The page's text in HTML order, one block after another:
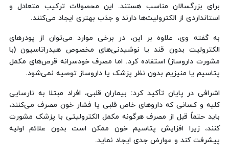
برای بزرگسالان مناسب هستند. این محصولات ترکیب متعادل و
استانداردی از الکترولیت‌ها دارند و جذب بهتری ایجاد می‌کنند.
به گفته وی، علاوه بر این، در برخی موارد می‌توان از پودرهای
الکترولیت بدون قند یا نوشیدنی‌های مخصوص هیدراتاسیون (با
مشورت داروساز) استفاده کرد. اما مصرف خودسرانه قرص‌های مکمل
پتاسیم یا منیزیم بدون نظر پزشک یا داروساز توصیه نمی‌شود.
اشرافی در پایان تأکید کرد: بیماران قلبی، افراد مبتلا به نارسایی
کلیه و کسانی که داروهای خاص قلبی یا فشار خون مصرف می‌کنند،
باید حتماً قبل از مصرف هرگونه مکمل الکترولیتی با پزشک مشورت
کنند، زیرا افزایش پتاسیم خون ممکن است بدون علائم اولیه
پیشرفت کند و عوارض جدی ایجاد نماید.